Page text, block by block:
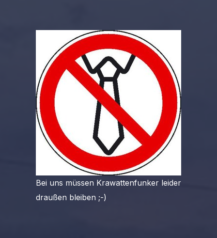
Bei uns müssen Krawattenfunker leider
draußen bleiben ;-)